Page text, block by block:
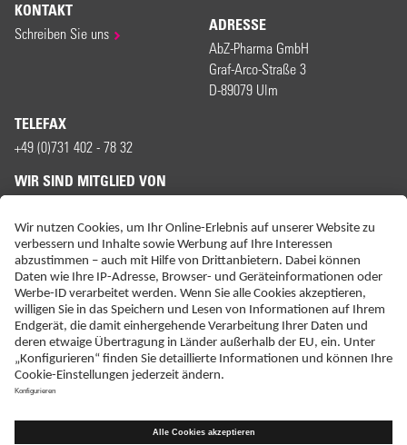
KONTAKT
Schreiben Sie uns ADRESSE
AbZ-Pharma GmbH
Graf-Arco-Straße 3
D-89079 Ulm
TELEFAX
+49 (0)731 402 - 78 32
WIR SIND MITGLIED VON
ERKLÄRUNG ZUR BARRIEREFREIHEIT
IMPRESSUM
KONTAKT
NEBENWIRKUNGSANZEIGEN